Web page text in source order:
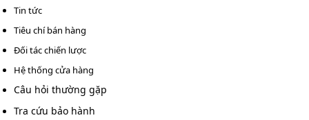
Tin tức
Tiêu chí bán hàng
Đối tác chiến lược
Hệ thống cửa hàng
Câu hỏi thường gặp
Tra cứu bảo hành